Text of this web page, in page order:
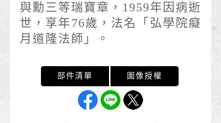
與勳三等瑞寶章，1959年因病逝
世，享年76歲，法名「弘學院癡
月道隆法師」。